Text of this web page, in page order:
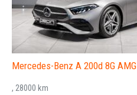
Mercedes-Benz A 200d 8G AMG
, 28000 km